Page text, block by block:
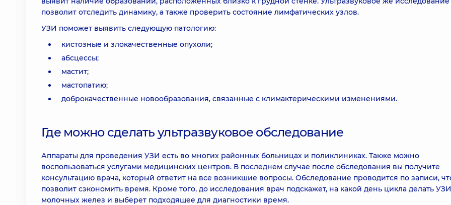
позволит отследить динамику, а также проверить состояние лимфатических узлов.
УЗИ поможет выявить следующую патологию:
кистозные и злокачественные опухоли;
абсцессы;
мастит;
мастопатию;
доброкачественные новообразования, связанные с климактерическими изменениями.
Где можно сделать ультразвуковое обследование
Аппараты для проведения УЗИ есть во многих районных больницах и поликлиниках. Также можно
воспользоваться услугами медицинских центров. В последнем случае после обследования вы получите
консультацию врача, который ответит на все возникшие вопросы. Обследование проводится по записи,
позволит сэкономить время. Кроме того, до исследования врач подскажет, на какой день цикла делать УЗИ
молочных желез и выберет подходящее для диагностики время.